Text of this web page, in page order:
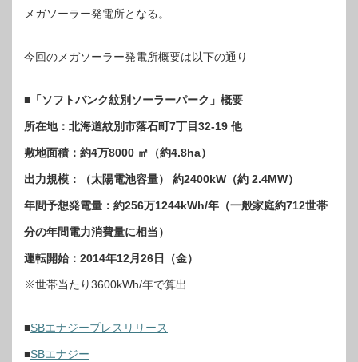
メガソーラー発電所となる。
今回のメガソーラー発電所概要は以下の通り
■「ソフトバンク紋別ソーラーパーク」概要
所在地：北海道紋別市落石町7丁目32-19 他
敷地面積：約4万8000 ㎡（約4.8ha）
出力規模：（太陽電池容量） 約2400kW（約 2.4MW）
年間予想発電量：約256万1244kWh/年（一般家庭約712世帯
分の年間電力消費量に相当）
運転開始：2014年12月26日（金）
※世帯当たり3600kWh/年で算出
■SBエナジープレスリリース
■SBエナジー